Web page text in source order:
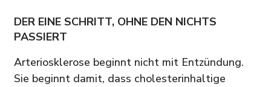
DER EINE SCHRITT, OHNE DEN NICHTS
PASSIERT
Arteriosklerose beginnt nicht mit Entzündung.
Sie beginnt damit, dass cholesterinhaltige